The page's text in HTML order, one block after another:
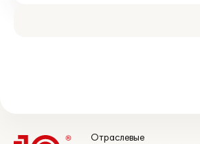
Отраслевые